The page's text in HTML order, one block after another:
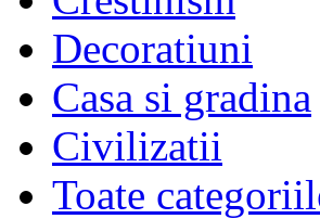
Decoratiuni
Casa si gradina
Civilizatii
Toate